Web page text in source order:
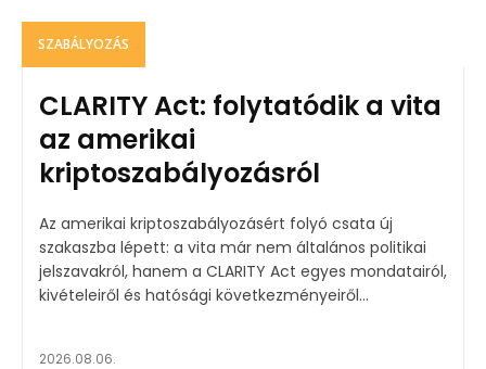
SZABÁLYOZÁS
CLARITY Act: folytatódik a vita
az amerikai
kriptoszabályozásról
Az amerikai kriptoszabályozásért folyó csata új
szakaszba lépett: a vita már nem általános politikai
jelszavakról, hanem a CLARITY Act egyes mondatairól,
kivételeiről és hatósági következményeiről...
2026.08.06.